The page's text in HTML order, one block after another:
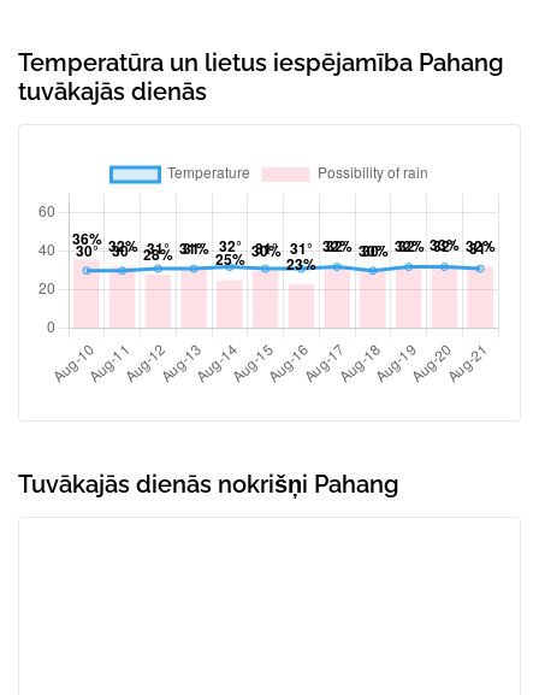
Temperatūra un lietus iespējamība Pahang
tuvākajās dienās
Tuvākajās dienās nokrišņi Pahang